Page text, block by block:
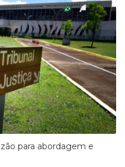
para abordagem e